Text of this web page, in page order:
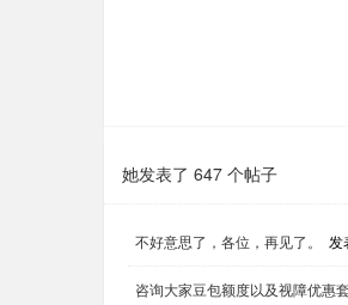
她发表了 647 个帖子
不好意思了，各位，再见了。 发
咨询大家豆包额度以及视障优惠